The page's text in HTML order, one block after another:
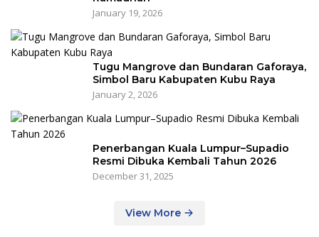
January 19, 2026
Tugu Mangrove dan Bundaran Gaforaya,
Simbol Baru Kabupaten Kubu Raya
January 2, 2026
Penerbangan Kuala Lumpur–Supadio
Resmi Dibuka Kembali Tahun 2026
December 31, 2025
View More